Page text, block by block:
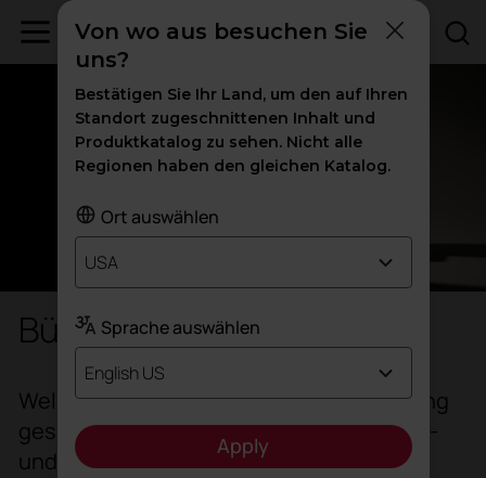
Bürostühle
Wellness nimmt Gestalt an. Die Gestaltung
gesunder Räume gelingt besser mit Büro-
und Arbeitsstühlen, die biomechanische
Von wo aus besuchen Sie
uns?
Bestätigen Sie Ihr Land, um den auf Ihren
Standort zugeschnittenen Inhalt und
Produktkatalog zu sehen. Nicht alle
Regionen haben den gleichen Katalog.
Ort auswählen
USA
Sprache auswählen
English US
Apply